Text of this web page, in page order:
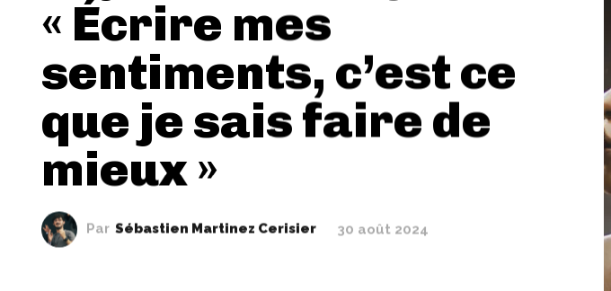
« Écrire mes
sentiments, c’est ce
que je sais faire de
mieux »
Par Sébastien Martinez Cerisier 30 août 2024